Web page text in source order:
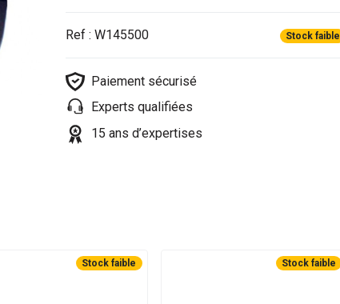
Ref : W145500 Stock faible
Paiement sécurisé
Experts qualifiées
15 ans d’expertises
Stock faible Stock faible